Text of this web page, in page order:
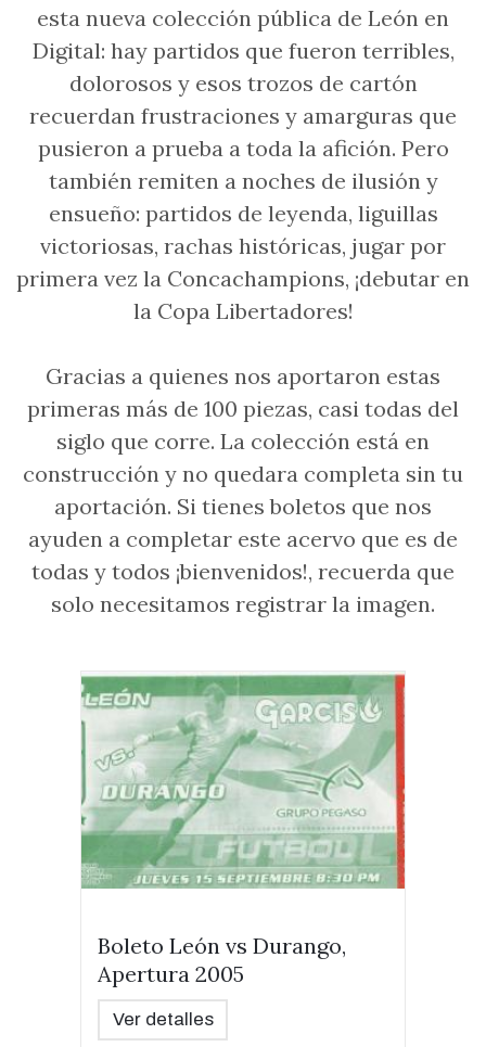
esta nueva colección pública de León en
Digital: hay partidos que fueron terribles,
dolorosos y esos trozos de cartón
recuerdan frustraciones y amarguras que
pusieron a prueba a toda la afición. Pero
también remiten a noches de ilusión y
ensueño: partidos de leyenda, liguillas
victoriosas, rachas históricas, jugar por
primera vez la Concachampions, ¡debutar en
la Copa Libertadores!
Gracias a quienes nos aportaron estas
primeras más de 100 piezas, casi todas del
siglo que corre. La colección está en
construcción y no quedara completa sin tu
aportación. Si tienes boletos que nos
ayuden a completar este acervo que es de
todas y todos ¡bienvenidos!, recuerda que
solo necesitamos registrar la imagen.
Boleto León vs Durango,
Apertura 2005
Ver detalles